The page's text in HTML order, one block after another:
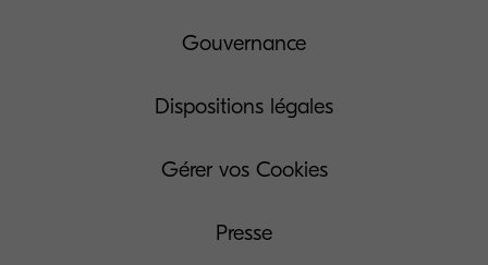
Gouvernance
Dispositions légales
Gérer vos Cookies
Presse